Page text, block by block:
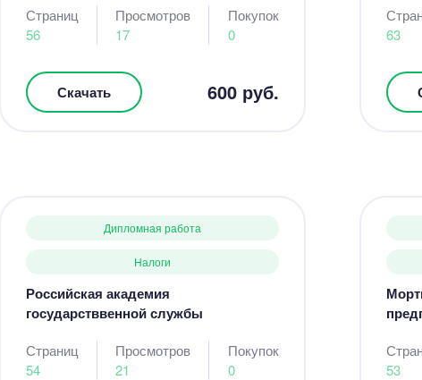
Страниц
56
Просмотров
17
Покупок
0
Скачать 600 руб.
63
Дипломная работа
Налоги
Российская академия
государстввенной службы
Страниц
54
Просмотров
21
Покупок
0
53